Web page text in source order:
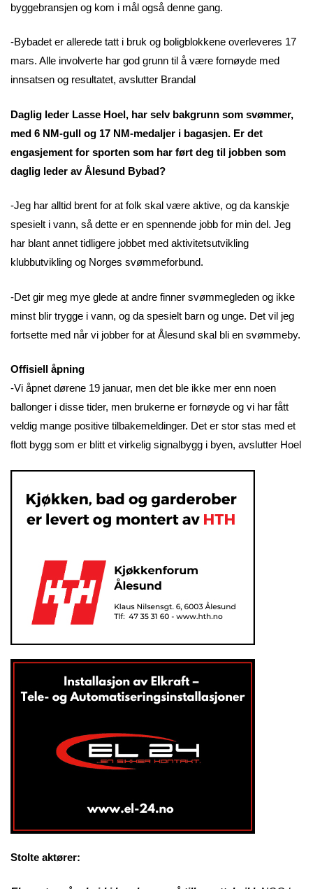
byggebransjen og kom i mål også denne gang.
-Bybadet er allerede tatt i bruk og boligblokkene overleveres 17
mars. Alle involverte har god grunn til å være fornøyde med
innsatsen og resultatet, avslutter Brandal
Daglig leder Lasse Hoel, har selv bakgrunn som svømmer,
med 6 NM-gull og 17 NM-medaljer i bagasjen. Er det
engasjement for sporten som har ført deg til jobben som
daglig leder av Ålesund Bybad?
-Jeg har alltid brent for at folk skal være aktive, og da kanskje
spesielt i vann, så dette er en spennende jobb for min del. Jeg
har blant annet tidligere jobbet med aktivitetsutvikling
klubbutvikling og Norges svømmeforbund.
-Det gir meg mye glede at andre finner svømmegleden og ikke
minst blir trygge i vann, og da spesielt barn og unge. Det vil jeg
fortsette med når vi jobber for at Ålesund skal bli en svømmeby.
Offisiell åpning
-Vi åpnet dørene 19 januar, men det ble ikke mer enn noen
ballonger i disse tider, men brukerne er fornøyde og vi har fått
veldig mange positive tilbakemeldinger. Det er stor stas med et
flott bygg som er blitt et virkelig signalbygg i byen, avslutter Hoel
Stolte aktører: